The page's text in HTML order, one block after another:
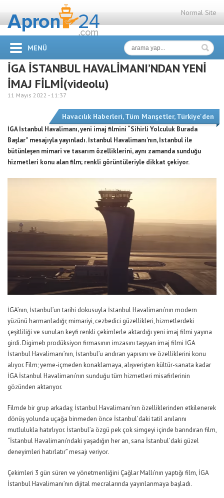
Normal Site
MENÜ
İGA İSTANBUL HAVALİMANI’NDAN YENİ
İMAJ FİLMİ(videolu)
11 Mayıs 2022 - 11:37
Havacılık Haberleri,Tüm Manşetler,Türkiye'den
İGA İstanbul Havalimanı, yeni imaj filmini “Sihirli Yolculuk Burada
Başlar” mesajıyla yayınladı. İstanbul Havalimanı’nın, İstanbul ile
bütünleşen mimari ve tasarım özelliklerini, aynı zamanda sunduğu
hizmetleri konu alan film; renkli görüntüleriyle dikkat çekiyor.
İGA’nın, İstanbul’un tarihi dokusuyla İstanbul Havalimanı’nın modern
yüzünü harmanladığı; mimariyi, cezbedici güzellikleri, hizmetlerdeki
çeşitliliği ve sunulan keyfi renkli çekimlerle aktardığı yeni imaj filmi yayına
girdi. Digimeb prodüksiyon firmasının imzasını taşıyan imaj filmi İGA
İstanbul Havalimanı’nın, İstanbul’u andıran yapısını ve özelliklerini konu
alıyor. Film; yeme-içmeden konaklamaya, alışverişten kültür-sanata kadar
İGA İstanbul Havalimanı’nın sunduğu tüm hizmetleri misafirlerinin
gözünden aktarıyor.
Filmde bir grup arkadaş; İstanbul Havalimanı’nın özelliklerinden etkilenerek
dönüş yolunda uçağa binmeden önce İstanbul’daki tatil anılarını
mutlulukla hatırlıyor. İstanbul’a özgü pek çok simgeyi içinde barındıran film,
“İstanbul Havalimanı’ndaki yaşadığın her an, sana İstanbul’daki güzel
deneyimleri hatırlatır” mesajı veriyor.
Çekimleri 3 gün süren ve yönetmenliğini Çağlar Mallı’nın yaptığı film, İGA
İstanbul Havalimanı’nın dijital mecralarında yayınlanmaya başladı.